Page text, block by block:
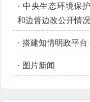
· 中央生态环境保
和边督边改公开情况
· 搭建知情明政平
· 图片新闻